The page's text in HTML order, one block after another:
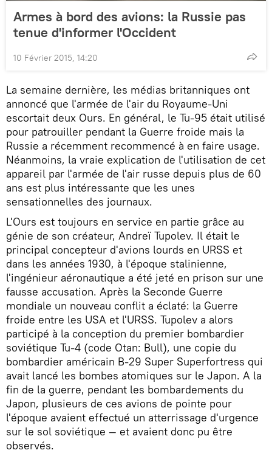
Armes à bord des avions: la Russie pas
tenue d'informer l'Occident
10 Février 2015, 14:20
La semaine dernière, les médias britanniques ont
annoncé que l'armée de l'air du Royaume-Uni
escortait deux Ours. En général, le Tu-95 était utilisé
pour patrouiller pendant la Guerre froide mais la
Russie a récemment recommencé à en faire usage.
Néanmoins, la vraie explication de l'utilisation de cet
appareil par l'armée de l'air russe depuis plus de 60
ans est plus intéressante que les unes
sensationnelles des journaux.
L'Ours est toujours en service en partie grâce au
génie de son créateur, Andreï Tupolev. Il était le
principal concepteur d'avions lourds en URSS et
dans les années 1930, à l'époque stalinienne,
l'ingénieur aéronautique a été jeté en prison sur une
fausse accusation. Après la Seconde Guerre
mondiale un nouveau conflit a éclaté: la Guerre
froide entre les USA et l'URSS. Tupolev a alors
participé à la conception du premier bombardier
soviétique Tu-4 (code Otan: Bull), une copie du
bombardier américain B-29 Super Superfortress qui
avait lancé les bombes atomiques sur le Japon. A la
fin de la guerre, pendant les bombardements du
Japon, plusieurs de ces avions de pointe pour
l'époque avaient effectué un atterrissage d'urgence
sur le sol soviétique — et avaient donc pu être
observés.